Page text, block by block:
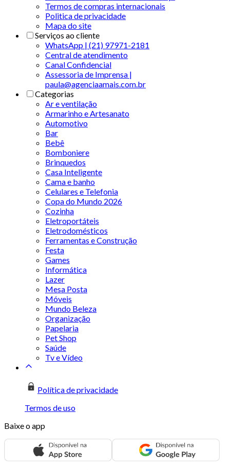
Termos de compras internacionais
Politica de privacidade
Mapa do site
Serviços ao cliente
WhatsApp | (21) 97971-2181
Central de atendimento
Canal Confidencial
Assessoria de Imprensa |
paula@agenciaamais.com.br
Categorias
Ar e ventilação
Armarinho e Artesanato
Automotivo
Bar
Bebê
Bomboniere
Brinquedos
Casa Inteligente
Cama e banho
Celulares e Telefonia
Copa do Mundo 2026
Cozinha
Eletroportáteis
Eletrodomésticos
Ferramentas e Construção
Festa
Games
Informática
Lazer
Mesa Posta
Móveis
Mundo Beleza
Organização
Papelaria
Pet Shop
Saúde
Tv e Vídeo
Política de privacidade
Termos de uso
Baixe o app